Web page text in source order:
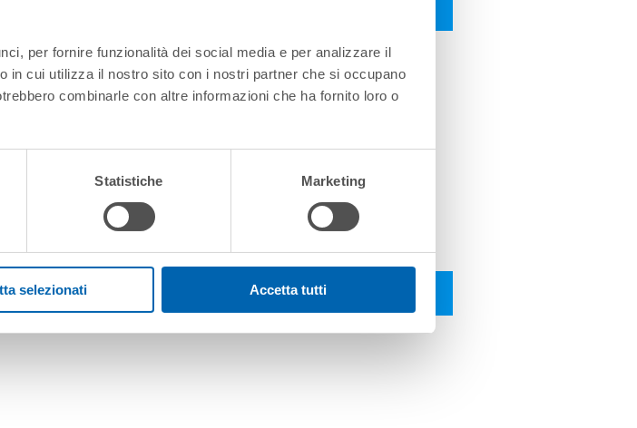
per fornire funzionalità dei social media e per analizzare il
in cui utilizza il nostro sito con i nostri partner che si occupano
combinarle con altre informazioni che ha fornito loro o
Statistiche Marketing
selezionati Accetta tutti
PATMOS HQ 2.1 TC